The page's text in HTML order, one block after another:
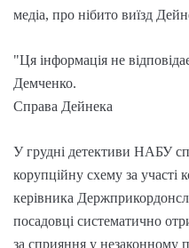
медіа, про нібито виїзд
"Ця інформація не
Демченко.
Справа Дейнека
У грудні детективи НАБУ
корупційну схему за участі
керівника
посадовці систематично
за сприяння у незаконному